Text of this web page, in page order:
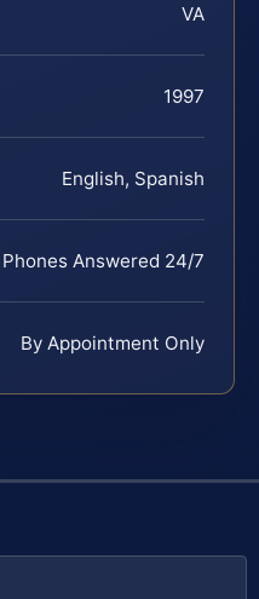
VA
1997
English, Spanish
Phones Answered 24/7
By Appointment Only